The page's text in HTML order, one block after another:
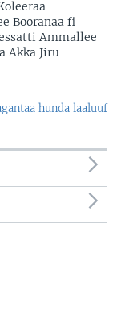
Booranaa fi
Ammallee
Akka Jiru
hunda laaluuf